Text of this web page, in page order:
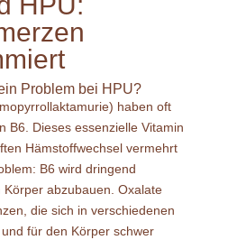
Problem bei HPU?
haben oft
B6. Dieses essenzielle Vitamin
Hämstoffwechsel vermehrt
B6 wird dringend
abzubauen. Oxalate
die sich in verschiedenen
für den Körper schwer